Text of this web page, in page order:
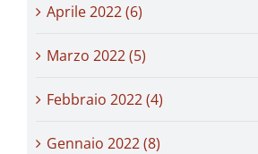
Aprile 2022 (6)
Marzo 2022 (5)
Febbraio 2022 (4)
Gennaio 2022 (8)